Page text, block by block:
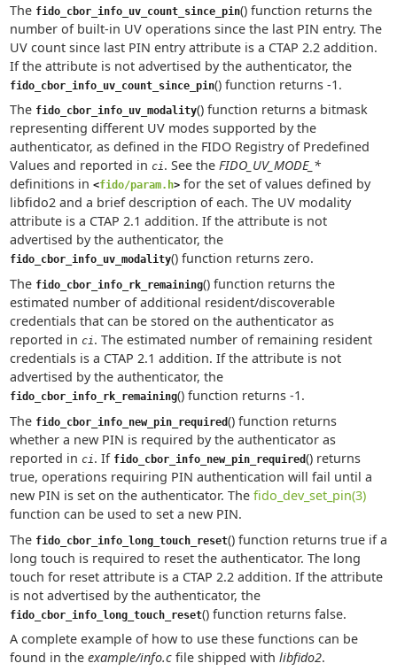
The fido_cbor_info_uv_count_since_pin() function returns the
number of built-in UV operations since the last PIN entry. The
UV count since last PIN entry attribute is a CTAP 2.2 addition.
If the attribute is not advertised by the authenticator, the
fido_cbor_info_uv_count_since_pin() function returns -1.
The fido_cbor_info_uv_modality() function returns a bitmask
representing different UV modes supported by the
authenticator, as defined in the FIDO Registry of Predefined
Values and reported in ci. See the FIDO_UV_MODE_*
definitions in <fido/param.h>for the set of values defined by
libfido2 and a brief description of each. The UV modality
attribute is a CTAP 2.1 addition. If the attribute is not
advertised by the authenticator, the
fido_cbor_info_uv_modality() function returns zero.
The fido_cbor_info_rk_remaining() function returns the
estimated number of additional resident/discoverable
credentials that can be stored on the authenticator as
reported in ci. The estimated number of remaining resident
credentials is a CTAP 2.1 addition. If the attribute is not
advertised by the authenticator, the
fido_cbor_info_rk_remaining() function returns -1.
The fido_cbor_info_new_pin_required() function returns
whether a new PIN is required by the authenticator as
reported in ci. If fido_cbor_info_new_pin_required() returns
true, operations requiring PIN authentication will fail until a
new PIN is set on the authenticator. The fido_dev_set_pin(3)
function can be used to set a new PIN.
The fido_cbor_info_long_touch_reset() function returns true if a
long touch is required to reset the authenticator. The long
touch for reset attribute is a CTAP 2.2 addition. If the attribute
is not advertised by the authenticator, the
fido_cbor_info_long_touch_reset() function returns false.
A complete example of how to use these functions can be
found in the example/info.cfile shipped with libfido2.